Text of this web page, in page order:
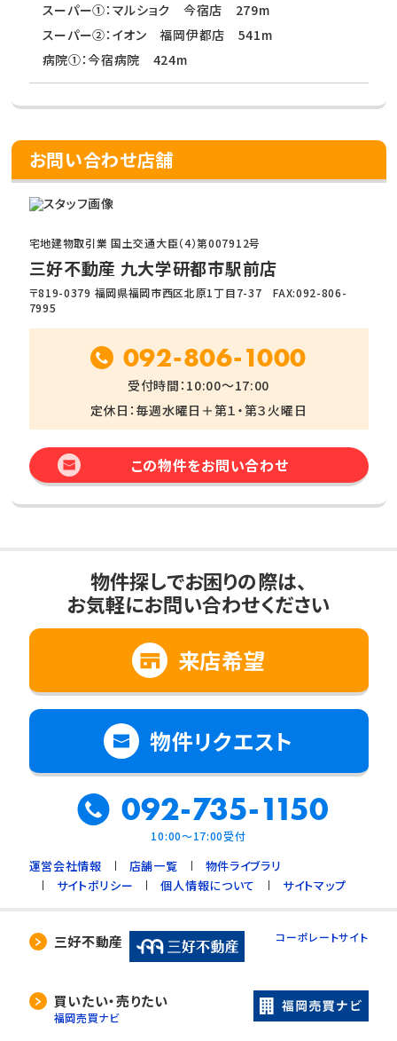
スーパー①：マルショク 今宿店 279m
スーパー②：イオン 福岡伊都店 541m
病院①：今宿病院 424m
お問い合わせ店舗
宅地建物取引業 国土交通大臣（4）第007912号
三好不動産 九大学研都市駅前店
〒819-0379 福岡県福岡市西区北原1丁目7-37 FAX:092-806-
7995
092-806-1000
受付時間：10:00～17:00
定休日：毎週水曜日＋第１・第３火曜日
この物件をお問い合わせ
物件探しでお困りの際は、
お気軽にお問い合わせください
来店希望
物件リクエスト
092-735-1150
10:00～17:00受付
運営会社情報 店舗一覧
物件ライブラリ
サイトポリシー
個人情報について サイトマップ
三好不動産 コーポレートサイト
買いたい・売りたい
福岡売買ナビ